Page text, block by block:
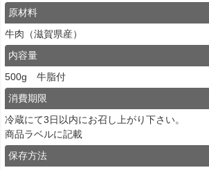
原材料
牛肉（滋賀県産）
内容量
500g 牛脂付
消費期限
冷蔵にて3日以内にお召し上がり下さい。
商品ラベルに記載
保存方法